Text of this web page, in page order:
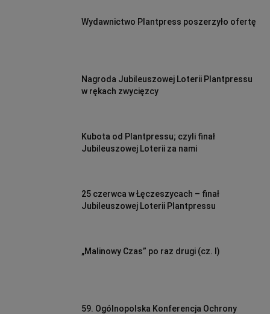
Wydawnictwo Plantpress poszerzyło ofertę
Nagroda Jubileuszowej Loterii Plantpressu
w rękach zwycięzcy
Kubota od Plantpressu; czyli finał
Jubileuszowej Loterii za nami
25 czerwca w Łęczeszycach – finał
Jubileuszowej Loterii Plantpressu
„Malinowy Czas” po raz drugi (cz. I)
59. Ogólnopolska Konferencja Ochrony